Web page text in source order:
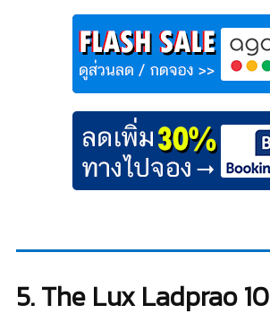
5. The Lux Ladprao 10